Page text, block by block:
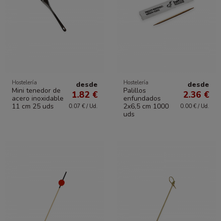
Hostelería
Mini tenedor de
acero inoxidable
11 cm 25 uds
desde
1.82 €
0.07 € / Ud.
Hostelería
Palillos
enfundados
2x6,5 cm 1000
uds
desde
2.36 €
0.00 € / Ud.